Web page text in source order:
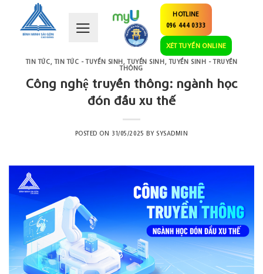
content
HOTLINE
096 444 0333
XÉT TUYỂN ONLINE
TIN TỨC,TIN TỨC - TUYỂN SINH,TUYỂN SINH,TUYỂN SINH - TRUYỀN
THÔNG
Công nghệ truyền thông: ngành học
đón đầu xu thế
POSTED ON 31/05/2025 BY SYSADMIN